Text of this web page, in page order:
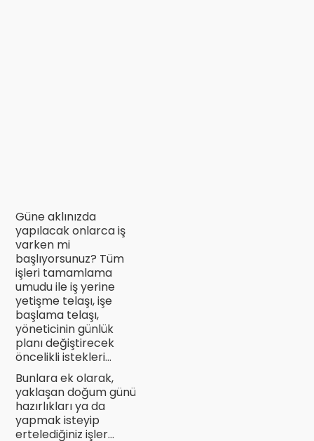
Güne aklınızda
yapılacak onlarca iş
varken mi
başlıyorsunuz? Tüm
işleri tamamlama
umudu ile iş yerine
yetişme telaşı, işe
başlama telaşı,
yöneticinin günlük
planı değiştirecek
öncelikli istekleri...
Bunlara ek olarak,
yaklaşan doğum günü
hazırlıkları ya da
yapmak isteyip
ertelediğiniz işler…